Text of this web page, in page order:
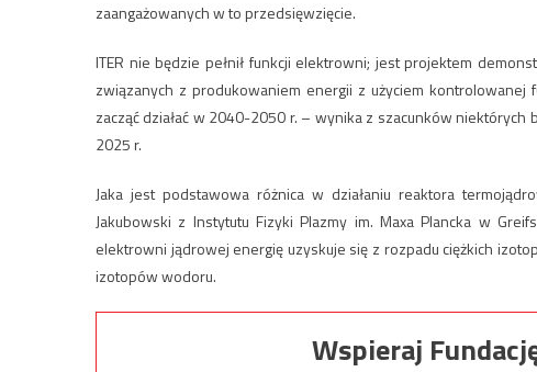
zaangażowanych w to przedsięwzięcie.
ITER nie będzie pełnił funkcji elektrowni; jest projektem
związanych z produkowaniem energii z użyciem
zacząć działać w 2040-2050 r. – wynika z szacunków
2025 r.
Jaka jest podstawowa różnica w działaniu reaktora
Jakubowski z Instytutu Fizyki Plazmy im. Maxa Plancka w
elektrowni jądrowej energię uzyskuje się z rozpadu ciężkich
izotopów wodoru.
Wspieraj